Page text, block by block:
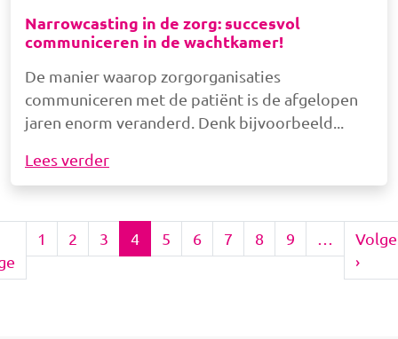
Narrowcasting in de zorg: succesvol
communiceren in de wachtkamer!
De manier waarop zorgorganisaties
communiceren met de patiënt is de afgelopen
jaren enorm veranderd. Denk bijvoorbeeld
Lees verder
Paginering
Vorige pagina
1 2 3 4 5 6 7 8 9 …
›